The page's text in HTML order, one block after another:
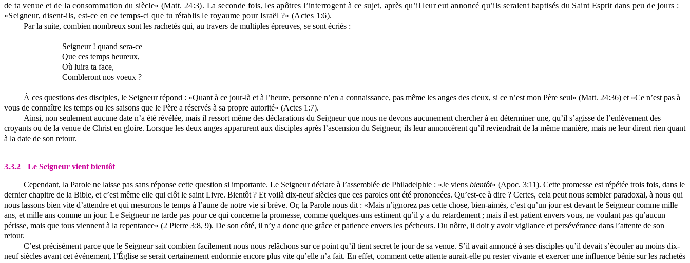
de ta venue et de la consommation du siècle» (Matt. 24:3). La seconde fois, les apôtres l’interrogent à ce sujet, après qu’il leur eut annoncé qu’ils seraient baptisés du Saint Esprit dans peu de jours :
«Seigneur, disent-ils, est-ce en ce temps-ci que tu rétablis le royaume pour Israël ?» (Actes 1:6).
Par la suite, combien nombreux sont les rachetés qui, au travers de multiples épreuves, se sont écriés :
Seigneur ! quand sera-ce
Que ces temps heureux,
Où luira ta face,
Combleront nos voeux ?
À ces questions des disciples, le Seigneur répond : «Quant à ce jour-là et à l’heure, personne n’en a connaissance, pas même les anges des cieux, si ce n’est mon Père seul» (Matt. 24:36) et «Ce n’est pas à
vous de connaître les temps ou les saisons que le Père a réservés à sa propre autorité» (Actes 1:7).
Ainsi, non seulement aucune date n’a été révélée, mais il ressort même des déclarations du Seigneur que nous ne devons aucunement chercher à en déterminer une, qu’il s’agisse de l’enlèvement des
croyants ou de la venue de Christ en gloire. Lorsque les deux anges apparurent aux disciples après l’ascension du Seigneur, ils leur annoncèrent qu’il reviendrait de la même manière, mais ne leur dirent rien quant
à la date de son retour.
3.3.2 Le Seigneur vient bientôt
Cependant, la Parole ne laisse pas sans réponse cette question si importante. Le Seigneur déclare à l’assemblée de Philadelphie : «Je viens bientôt» (Apoc. 3:11). Cette promesse est répétée trois fois, dans le
dernier chapitre de la Bible, et c’est même elle qui clôt le saint Livre. Bientôt ? Et voilà dix-neuf siècles que ces paroles ont été prononcées. Qu’est-ce à dire ? Certes, cela peut nous sembler paradoxal, à nous qui
nous lassons bien vite d’attendre et qui mesurons le temps à l’aune de notre vie si brève. Or, la Parole nous dit : «Mais n’ignorez pas cette chose, bien-aimés, c’est qu’un jour est devant le Seigneur comme mille
ans, et mille ans comme un jour. Le Seigneur ne tarde pas pour ce qui concerne la promesse, comme quelques-uns estiment qu’il y a du retardement ; mais il est patient envers vous, ne voulant pas qu’aucun
périsse, mais que tous viennent à la repentance» (2 Pierre 3:8, 9). De son côté, il n’y a donc que grâce et patience envers les pécheurs. Du nôtre, il doit y avoir vigilance et persévérance dans l’attente de son
retour.
C’est précisément parce que le Seigneur sait combien facilement nous nous relâchons sur ce point qu’il tient secret le jour de sa venue. S’il avait annoncé à ses disciples qu’il devait s’écouler au moins dix-
neuf siècles avant cet événement, l’Église se serait certainement endormie encore plus vite qu’elle n’a fait. En effet, comment cette attente aurait-elle pu rester vivante et exercer une influence bénie sur les rachetés